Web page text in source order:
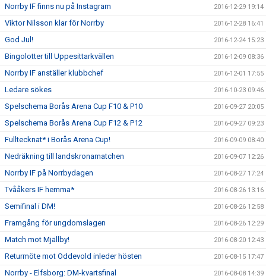
Norrby IF finns nu på Instagram 2016-12-29 19:14
Viktor Nilsson klar för Norrby 2016-12-28 16:41
God Jul! 2016-12-24 15:23
Bingolotter till Uppesittarkvällen 2016-12-09 08:36
Norrby IF anställer klubbchef 2016-12-01 17:55
Ledare sökes 2016-10-23 09:46
Spelschema Borås Arena Cup F10 & P10 2016-09-27 20:05
Spelschema Borås Arena Cup F12 & P12 2016-09-27 09:23
Fulltecknat* i Borås Arena Cup! 2016-09-09 08:40
Nedräkning till landskronamatchen 2016-09-07 12:26
Norrby IF på Norrbydagen 2016-08-27 17:24
Tvååkers IF hemma* 2016-08-26 13:16
Semifinal i DM! 2016-08-26 12:58
Framgång för ungdomslagen 2016-08-26 12:29
Match mot Mjällby! 2016-08-20 12:43
Returmöte mot Oddevold inleder hösten 2016-08-15 17:47
Norrby - Elfsborg: DM-kvartsfinal 2016-08-08 14:39